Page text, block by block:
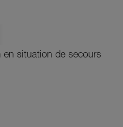
situation de secours